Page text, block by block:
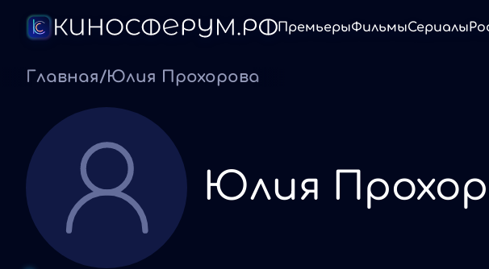
ПремьерыФильмыСериалы
Главная/Юлия Прохорова
Юлия